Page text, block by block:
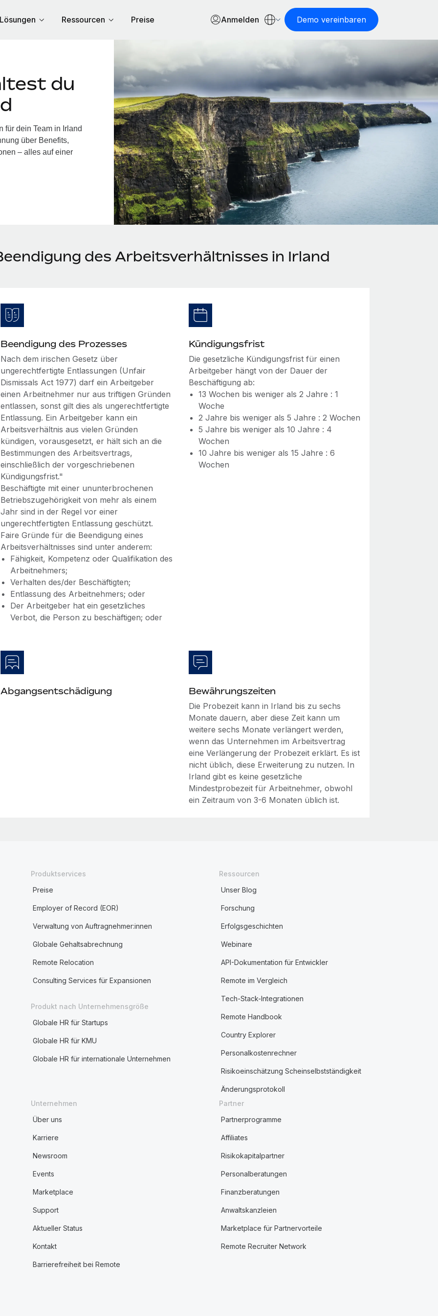
Lösungen Ressourcen Preise Anmelden Demo vereinbaren
du
für dein Team in Irland
über Benefits,
– alles auf einer
des Arbeitsverhältnisses in Irland
Beendigung des Prozesses
Nach dem irischen Gesetz über
ungerechtfertigte Entlassungen (Unfair
Dismissals Act 1977) darf ein Arbeitgeber
einen Arbeitnehmer nur aus triftigen Gründen
entlassen, sonst gilt dies als ungerechtfertigte
Entlassung. Ein Arbeitgeber kann ein
Arbeitsverhältnis aus vielen Gründen
kündigen, vorausgesetzt, er hält sich an die
Bestimmungen des Arbeitsvertrags,
einschließlich der vorgeschriebenen
Kündigungsfrist."
Beschäftigte mit einer ununterbrochenen
Betriebszugehörigkeit von mehr als einem
Jahr sind in der Regel vor einer
ungerechtfertigten Entlassung geschützt.
Faire Gründe für die Beendigung eines
Arbeitsverhältnisses sind unter anderem:
Fähigkeit, Kompetenz oder Qualifikation des
Arbeitnehmers;
Verhalten des/der Beschäftigten;
Entlassung des Arbeitnehmers; oder
Der Arbeitgeber hat ein gesetzliches
Verbot, die Person zu beschäftigen; oder
Kündigungsfrist
Die gesetzliche Kündigungsfrist für einen
Arbeitgeber hängt von der Dauer der
Beschäftigung ab:
13 Wochen bis weniger als 2 Jahre : 1
Woche
2 Jahre bis weniger als 5 Jahre : 2 Wochen
5 Jahre bis weniger als 10 Jahre : 4
Wochen
10 Jahre bis weniger als 15 Jahre : 6
Wochen
Abgangsentschädigung Bewährungszeiten
Die Probezeit kann in Irland bis zu sechs
Monate dauern, aber diese Zeit kann um
weitere sechs Monate verlängert werden,
wenn das Unternehmen im Arbeitsvertrag
eine Verlängerung der Probezeit erklärt. Es ist
nicht üblich, diese Erweiterung zu nutzen. In
Irland gibt es keine gesetzliche
Mindestprobezeit für Arbeitnehmer, obwohl
ein Zeitraum von 3-6 Monaten üblich ist.
Produktservices
Preise
Employer of Record (EOR)
Verwaltung von Auftragnehmer:innen
Globale Gehaltsabrechnung
Remote Relocation
Consulting Services für Expansionen
Produkt nach Unternehmensgröße
Globale HR für Startups
Globale HR für KMU
Globale HR für internationale Unternehmen
Ressourcen
Unser Blog
Forschung
Erfolgsgeschichten
Webinare
API-Dokumentation für Entwickler
Remote im Vergleich
Tech-Stack-Integrationen
Remote Handbook
Country Explorer
Personalkostenrechner
Risikoeinschätzung Scheinselbstständigkeit
Änderungsprotokoll
Unternehmen
Über uns
Karriere
Newsroom
Events
Marketplace
Support
Aktueller Status
Kontakt
Barrierefreiheit bei Remote
Partner
Partnerprogramme
Affiliates
Risikokapitalpartner
Personalberatungen
Finanzberatungen
Anwaltskanzleien
Marketplace für Partnervorteile
Remote Recruiter Network